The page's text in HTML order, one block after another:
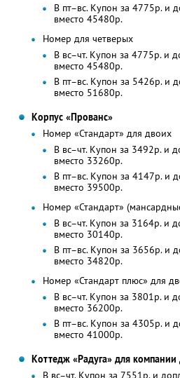
В пт–вс. Купон за 4775р. и
вместо 45480р.
Номер для четверых
В вс–чт. Купон за 4775р. и
вместо 45480р.
В пт–вс. Купон за 5426р. и
вместо 51680р.
Корпус «Прованс»
Номер «Стандарт» для двоих
В вс–чт. Купон за 3492р. и
вместо 33260р.
В пт–вс. Купон за 4147р. и
вместо 39500р.
Номер «Стандарт»
В вс–чт. Купон за 3164р. и
вместо 30140р.
В пт–вс. Купон за 3656р. и
вместо 34820р.
Номер «Стандарт плюс» для
В вс–чт. Купон за 3801р. и
вместо 36200р.
В пт–вс. Купон за 4305р. и
вместо 41000р.
Коттедж «Радуга» для компании
В вс–чт. Купон за 7551р. и